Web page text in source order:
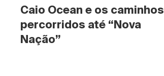
Caio Ocean e os caminhos
percorridos até “Nova
Nação”